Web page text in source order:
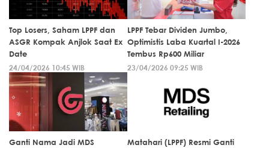
Top Losers, Saham LPPF dan
ASGR Kompak Anjlok Saat Ex
Date
24/04/2026 10:45 WIB
LPPF Tebar Dividen Jumbo,
Optimistis Laba Kuartal I-2026
Tembus Rp600 Miliar
23/04/2026 09:25 WIB
Ganti Nama Jadi MDS
Matahari (LPPF) Resmi Ganti